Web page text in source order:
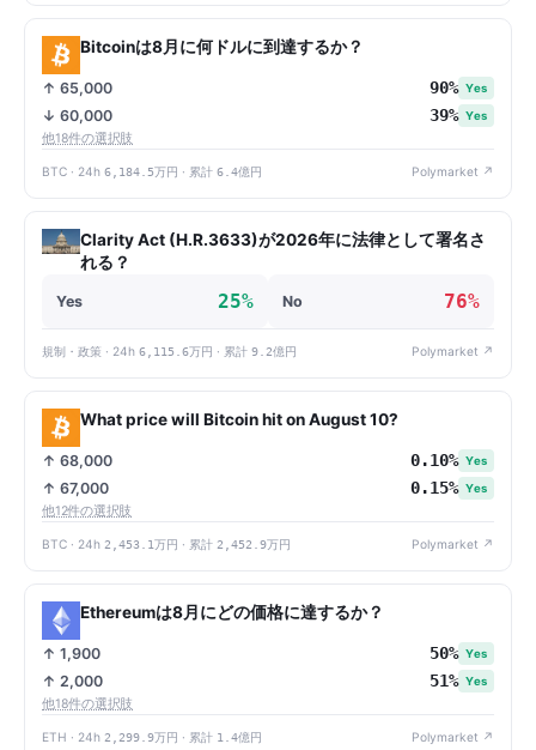
Bitcoinは8月に何ドルに到達するか？
↑ 65,000 90% Yes
↓ 60,000 39% Yes
他18件の選択肢
BTC · 24h 6,184.5万円 · 累計 6.4億円 Polymarket ↗
Clarity Act (H.R.3633)が2026年に法律として署名さ
れる？
Yes 25% No 76%
規制・政策 · 24h 6,115.6万円 · 累計 9.2億円 Polymarket ↗
What price will Bitcoin hit on August 10?
↑ 68,000 0.10% Yes
↑ 67,000 0.15% Yes
他12件の選択肢
BTC · 24h 2,453.1万円 · 累計 2,452.9万円 Polymarket ↗
Ethereumは8月にどの価格に達するか？
↑ 1,900 50% Yes
↑ 2,000 51% Yes
他18件の選択肢
ETH · 24h 2,299.9万円 · 累計 1.4億円 Polymarket ↗